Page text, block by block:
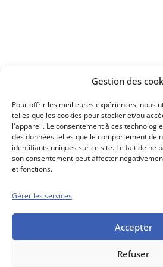
Gestion des
Pour offrir les meilleures expériences, nous
telles que les cookies pour stocker et/ou
l'appareil. Le consentement à ces
des données telles que le comportement de
identifiants uniques sur ce site. Le fait de ne
son consentement peut affecter
et fonctions.
Gérer les services
Accepter
Refuser
Découvrez
Conseils boursiers depuis 1952
Propos
une